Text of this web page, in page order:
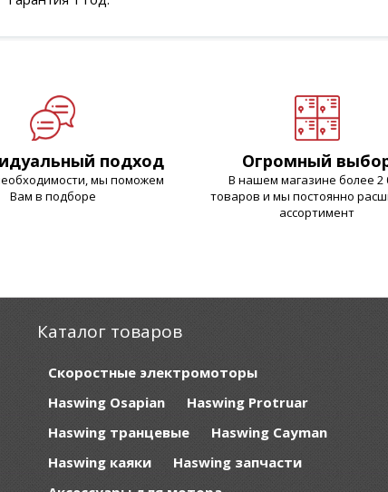
подход
мы поможем
Вам в подборе
Огромный
В нашем магазине более 2
товаров и мы постоянно
ассортимент
Каталог товаров
Скоростные электромоторы
Haswing Osapian
Haswing Protruar
Haswing транцевые
Haswing Cayman
Haswing каяки
Haswing запчасти